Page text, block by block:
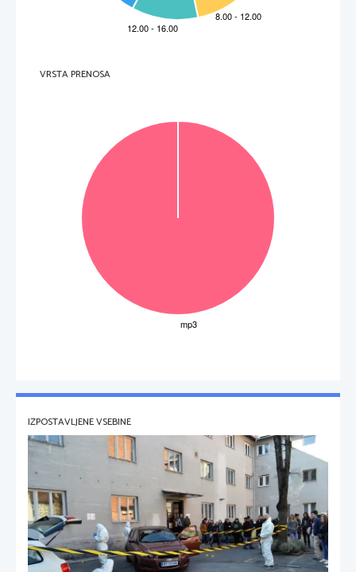
VRSTA PRENOSA
IZPOSTAVLJENE VSEBINE